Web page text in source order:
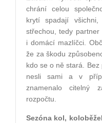
chrání celou
krytí spadají
střechou, tedy
i domácí mazlíčci.
že za škodu
kdo se o ně stará.
nesli sami a v
znamenalo citelný
rozpočtu.
Sezóna kol,